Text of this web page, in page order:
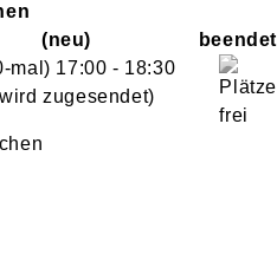
neu
mal) 17:00 - 18:30
zugesendet)